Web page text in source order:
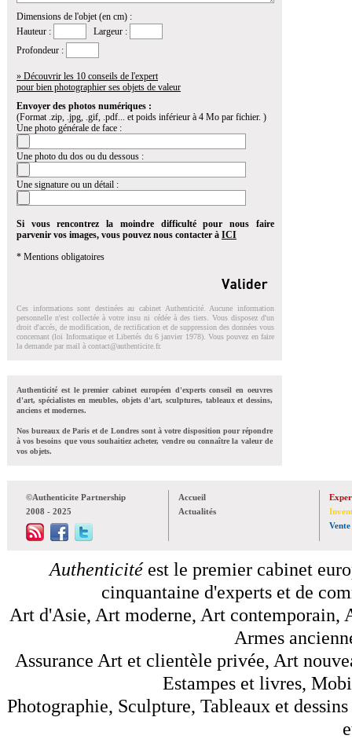
Dimensions de l'objet (en cm) :
Hauteur :
Largeur :
Profondeur :
» Découvrir les 10 conseils de l'expert
pour bien photographier ses objets de valeur
Envoyer des photos numériques :
(Format .zip, .jpg, .gif, .pdf... et poids inférieur à 4 Mo par fichier. )
Une photo générale de face :
Une photo du dos ou du dessous :
Une signature ou un détail :
Si vous rencontrez la moindre difficulté pour nous faire
parvenir vos images, vous pouvez nous contacter à ICI
* Mentions obligatoires
Ces informations sont destinées au cabinet Authenticité. Aucune information
personnelle n'est collectée à votre insu ni cédée à des tiers. Vous disposez d'un
droit d'accés, de modification, de rectification et de suppression des données vous
concernant (loi Informatique et Libertés du 6 janvier 1978). Vous pouvez en faire
la demande par mail à contact@authenticite.fr.
Authenticité est le premier cabinet européen d'experts conseil en oeuvres
d'art, spécialistes en meubles, objets d'art, sculptures, tableaux et dessins,
anciens et modernes.
Nos bureaux de Paris et de Londres sont à votre disposition pour répondre
à vos besoins que vous souhaitiez acheter, vendre ou connaître la valeur de
vos objets.
©Authenticite Partnership
2008 - 2025
Accueil
Actualités
Vente
Authenticitéest le premier cabinet
cinquantaine d'experts et de
Art d'Asie, Art moderne, Art contemporain,
Armes
Assurance Art et clientèle privée, Art
Estampes et livres,
Photographie, Sculpture, Tableaux et